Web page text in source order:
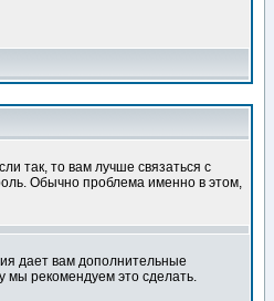
так, то вам лучше связаться с
Обычно проблема именно в этом,
дает вам дополнительные
мы рекомендуем это сделать.